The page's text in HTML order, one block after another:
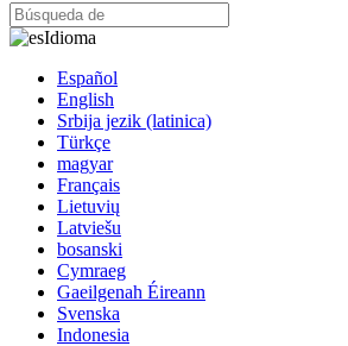
Idioma
Español
English
Srbija jezik (latinica)
Türkçe
magyar
Français
Lietuvių
Latviešu
bosanski
Cymraeg
Gaeilgenah Éireann
Svenska
Indonesia